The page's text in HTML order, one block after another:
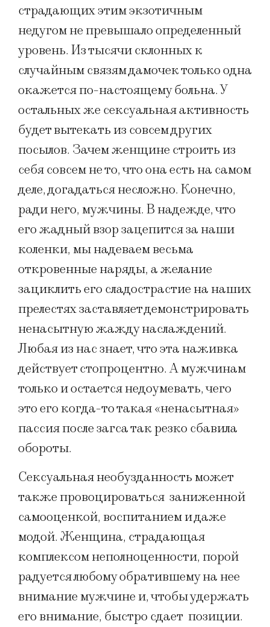
страдающих этим экзотичным
недугом не превышало определенный
уровень. Из тысячи склонных к
случайным связям дамочек только одна
окажется по-настоящему больна. У
остальных же сексуальная активность
будет вытекать из совсем других
посылов. Зачем женщине строить из
себя совсем не то, что она есть на самом
деле, догадаться несложно. Конечно,
ради него, мужчины. В надежде, что
его жадный взор зацепится за наши
коленки, мы надеваем весьма
откровенные наряды, а желание
зациклить его сладострастие на наших
прелестях заставляет демонстрировать
ненасытную жажду наслаждений.
Любая из нас знает, что эта наживка
действует стопроцентно. А мужчинам
только и остается недоумевать, чего
это его когда-то такая «ненасытная»
пассия после загса так резко сбавила
обороты.
Сексуальная необузданность может
также провоцироваться заниженной
самооценкой, воспитанием и даже
модой. Женщина, страдающая
комплексом неполноценности, порой
радуется любому обратившему на нее
внимание мужчине и, чтобы удержать
его внимание, быстро сдает позиции.